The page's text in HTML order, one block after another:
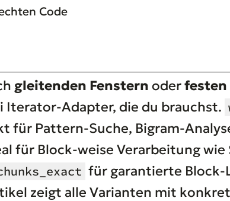
Code
gleitenden Fenstern oderfesten
Iterator-Adapter, die du brauchst.
für Pattern-Suche, Bigram-
für Block-weise Verarbeitung wie
für garantierte Block-
zeigt alle Varianten mit